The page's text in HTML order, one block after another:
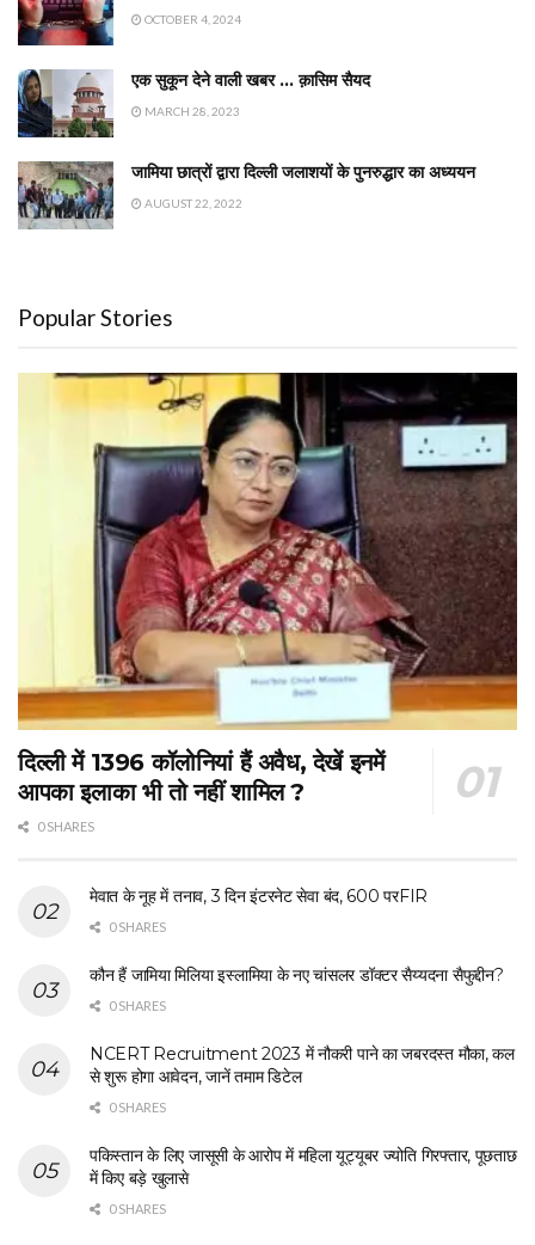
OCTOBER 4, 2024
एक सुकून देने वाली खबर … क़ासिम सैयद
MARCH 28, 2023
जामिया छात्रों द्वारा दिल्ली जलाशयों के पुनरुद्धार का अध्ययन
AUGUST 22, 2022
Popular Stories
दिल्ली में 1396 कॉलोनियां हैं अवैध, देखें इनमें
आपका इलाका भी तो नहीं शामिल ?
0 SHARES
मेवात के नूह में तनाव, 3 दिन इंटरनेट सेवा बंद, 600 परFIR
0 SHARES
कौन हैं जामिया मिलिया इस्लामिया के नए चांसलर डॉक्टर सैय्यदना सैफुद्दीन?
0 SHARES
NCERT Recruitment 2023 में नौकरी पाने का जबरदस्त मौका, कल
से शुरू होगा आवेदन, जानें तमाम डिटेल
0 SHARES
पकिस्तान के लिए जासूसी के आरोप में महिला यूट्यूबर ज्योति गिरफ्तार, पूछताछ
में किए बड़े खुलासे
0 SHARES